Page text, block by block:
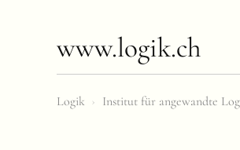
www.logik.ch
Logik › Institut für angewandte